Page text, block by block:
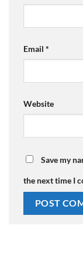
Email *
Website
Save my
the next time I